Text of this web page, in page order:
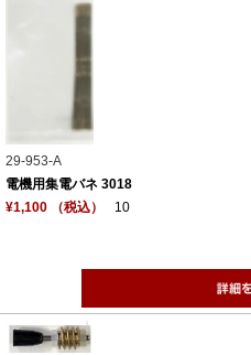
29-953-A
電機用集電バネ 3018
¥1,100 （税込）
10